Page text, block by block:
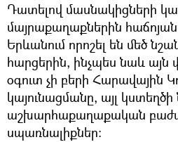
Դատելով մասնակիցների
մայրաքաղաքներին
Երևանում որոշել են մեծ
հարցերին, ինչպես նաև այն
օգուտ չի բերի Հարավային
կայունացմանը, այլ կստեղծի
աշխարհաքաղաքական
սպառնալիքներ։